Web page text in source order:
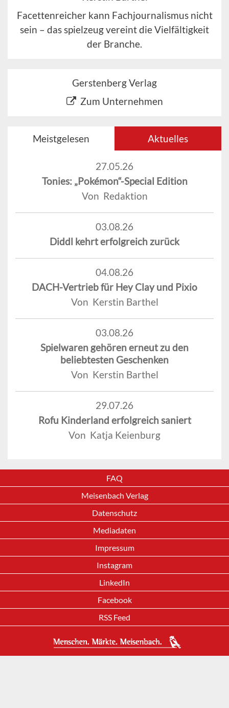
Facettenreicher kann Fachjournalismus nicht
sein – das spielzeug vereint die Vielfältigkeit
der Branche.
Gerstenberg Verlag
Zum Unternehmen
Meistgelesen Aktuelles
27.05.26
Tonies: „Pokémon“-Special Edition
Von Redaktion
03.08.26
Diddl kehrt erfolgreich zurück
04.08.26
DACH-Vertrieb für Hey Clay und Pixio
Von Kerstin Barthel
03.08.26
Spielwaren gehören erneut zu den
beliebtesten Geschenken
Von Kerstin Barthel
29.07.26
Rofu Kinderland erfolgreich saniert
Von Katja Keienburg
FAQ
Meisenbach Verlag
Datenschutz
Mediadaten
Impressum
Instagram
LinkedIn
Facebook
RSS Feed